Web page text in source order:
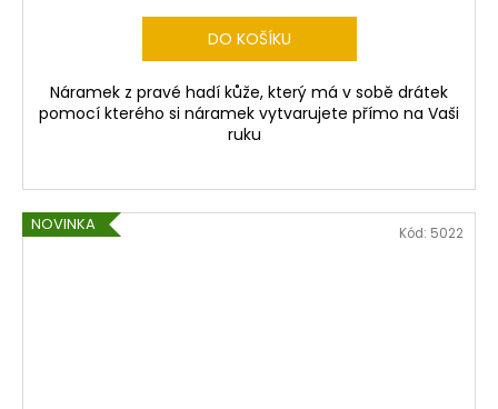
DO KOŠÍKU
Náramek z pravé hadí kůže, který má v sobě drátek
pomocí kterého si náramek vytvarujete přímo na Vaši
ruku
NOVINKA Kód: 5022